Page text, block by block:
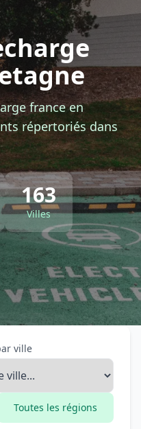
Autre
liste des métiers
- Service proposé par ViteUnDevis.com- Vous
france en
répertoriés dans
163
Villes
ville
Toutes les régions